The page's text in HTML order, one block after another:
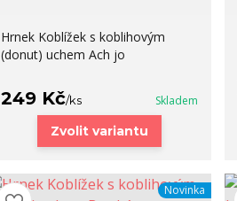
Hrnek Koblížek s koblihovým
(donut) uchem Ach jo
249 Kč/ks Skladem
Zvolit variantu
Novinka